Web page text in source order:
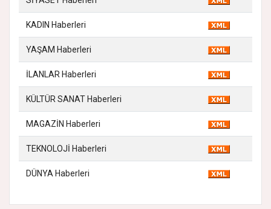
KADIN Haberleri
YAŞAM Haberleri
İLANLAR Haberleri
KÜLTÜR SANAT Haberleri
MAGAZİN Haberleri
TEKNOLOJİ Haberleri
DÜNYA Haberleri